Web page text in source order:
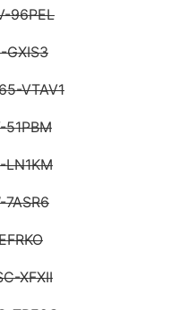
96PEL
GXIS3
VTAV1
51PBM
LN1KM
7ASR6
XFXII